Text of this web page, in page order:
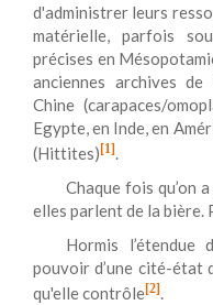
d'administrer leurs
matérielle, parfois
précises en
anciennes archives
Chine (carapaces/
Egypte, en Inde, en
(Hittites) [1].
Chaque fois qu’on
elles parlent de la bière.
Hormis l’étendue
pouvoir d’une cité-
qu'elle contrôle[2].